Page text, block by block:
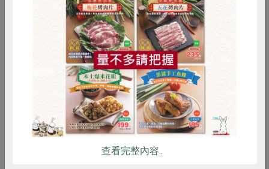
新藻實業有限公司
薄鹽海苔-6入
60公克/6包/袋
$200
麵本家食品股份有限公司
原味麵條(麵本家)-450g/包
450克/3束
全素 常溫
$55
RPET 食譜 減硝酸鹽
雞蛋 食安 共同購買
查看完整內容..